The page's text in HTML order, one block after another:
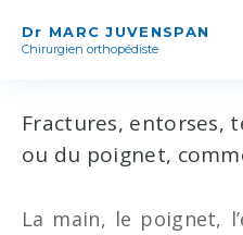
Dr MARC JUVENSPAN
Chirurgien orthopédiste
Fractures, entorses,
ou du poignet,
La main, le poignet,